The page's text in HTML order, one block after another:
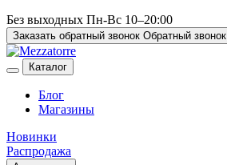
Без выходных Пн-Вс 10–20:00
Заказать обратный звонок Обратный звонок
Каталог
Блог
Магазины
Новинки
Распродажа